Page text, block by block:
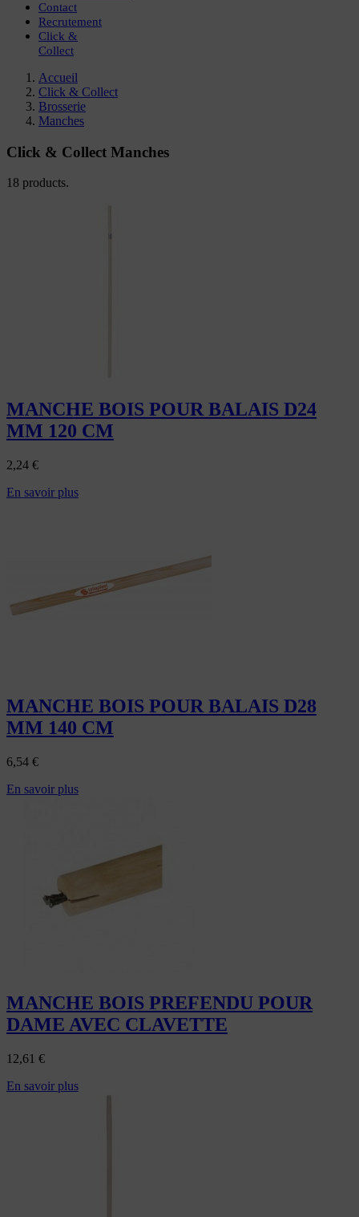
Contact
Recrutement
Click &
Collect
Accueil
Click & Collect
Brosserie
Manches
Click & Collect Manches
18 products.
MANCHE BOIS POUR BALAIS D24
MM 120 CM
2,24 €
En savoir plus
MANCHE BOIS POUR BALAIS D28
MM 140 CM
6,54 €
En savoir plus
MANCHE BOIS PREFENDU POUR
DAME AVEC CLAVETTE
12,61 €
En savoir plus